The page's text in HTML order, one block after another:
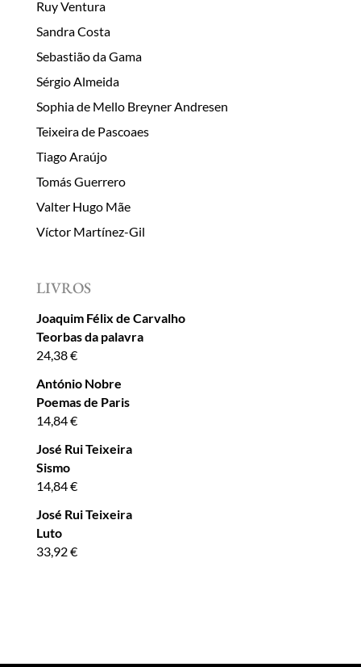
Ruy Ventura
Sandra Costa
Sebastião da Gama
Sérgio Almeida
Sophia de Mello Breyner Andresen
Teixeira de Pascoaes
Tiago Araújo
Tomás Guerrero
Valter Hugo Mãe
Víctor Martínez-Gil
LIVROS
Joaquim Félix de Carvalho
Teorbas da palavra
24,38€
António Nobre
Poemas de Paris
14,84€
José Rui Teixeira
Sismo
14,84€
José Rui Teixeira
Luto
33,92€